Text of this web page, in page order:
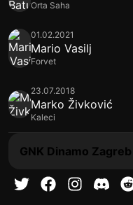
Orta Saha
01.02.2021
Mario Vasilj
Forvet
23.07.2018
Marko Živković
Kaleci
GNK Dinamo